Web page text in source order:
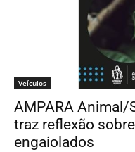
Veículos
AMPARA Animal/
traz reflexão
engaiolados